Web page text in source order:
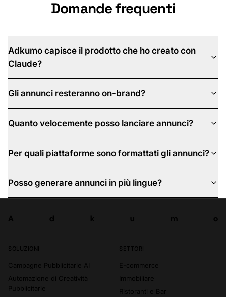
Domande frequenti
Adkumo capisce il prodotto che ho creato con
Claude?
Gli annunci resteranno on-brand?
Quanto velocemente posso lanciare annunci?
Per quali piattaforme sono formattati gli annunci?
Posso generare annunci in più lingue?
A d k u m
o
SOLUZIONI
Campagne Pubblicitarie AI
Automazione di Creatività
Pubblicitarie
SETTORI
E-commerce
Immobiliare
Ristoranti e Bar